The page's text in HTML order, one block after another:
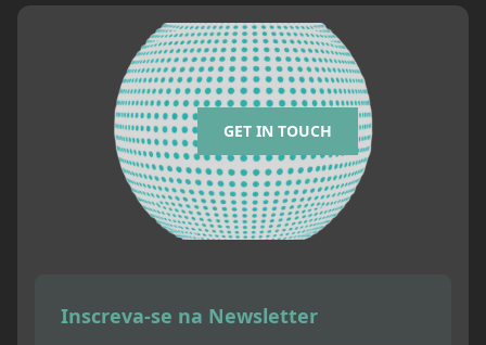
GET IN TOUCH
Inscreva-se na Newsletter